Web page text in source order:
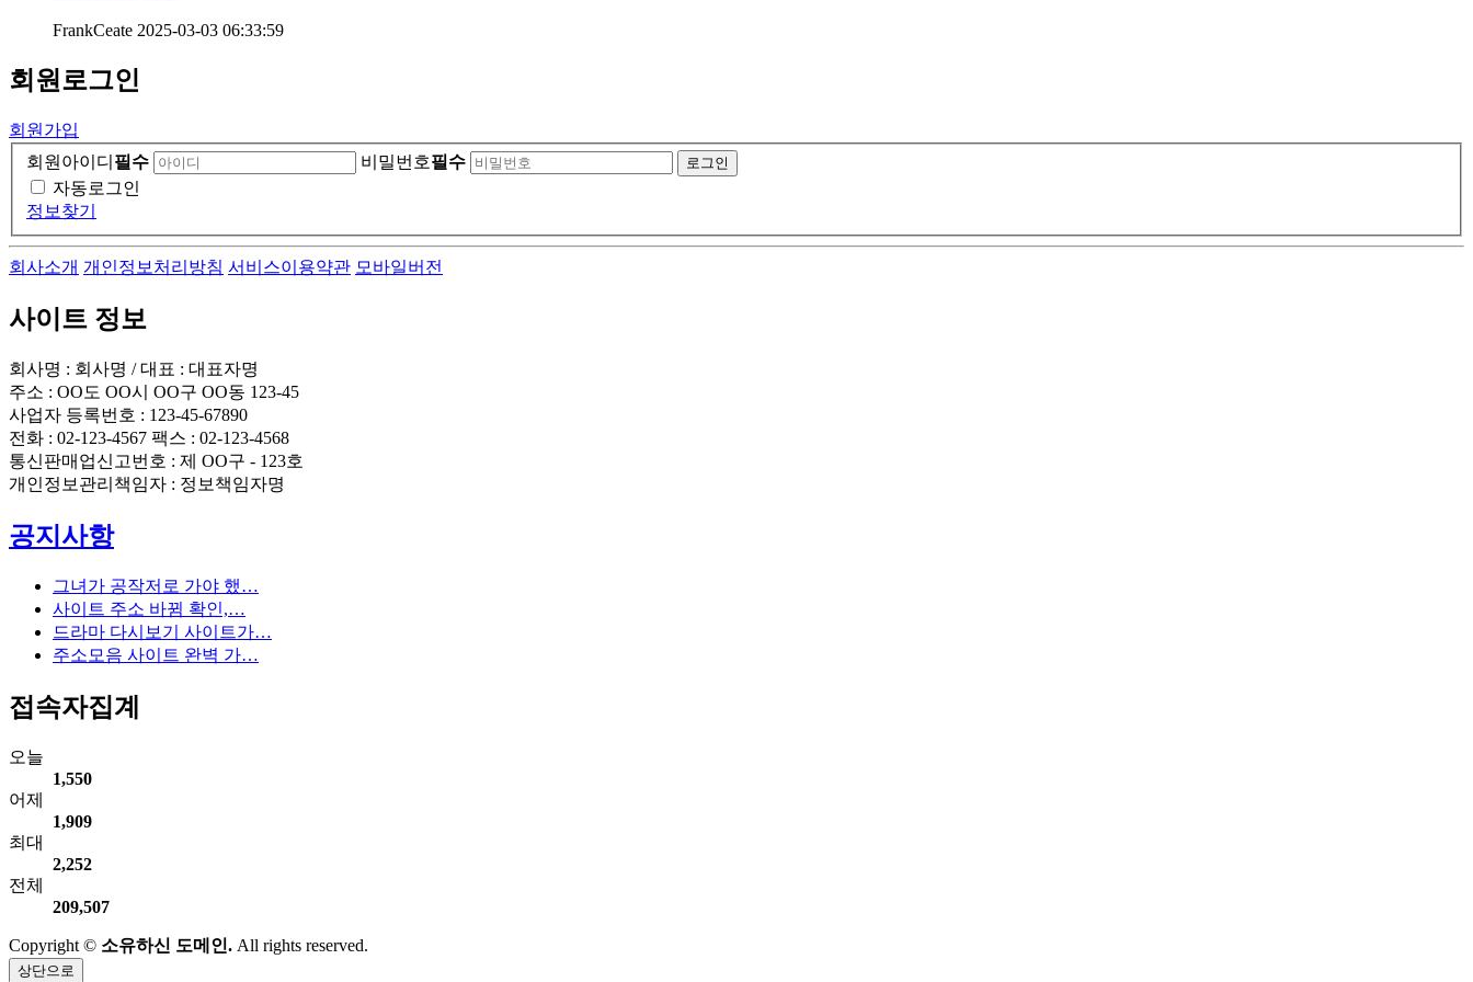
FrankCeate 2025-03-03 06:33:59
회원 로그인
회원가입
회원아이디 필수 비밀번호필수
자동로그인
정보찾기
회사소개 개인정보처리방침 서비스이용약관 모바일버전
사이트 정보
회사명 : 회사명 / 대표 : 대표자명
주소 : OO도 OO시 OO구 OO동 123-45
사업자 등록번호 : 123-45-67890
전화 : 02-123-4567 팩스 : 02-123-4568
통신판매업신고번호 : 제 OO구 - 123호
개인정보관리책임자 : 정보책임자명
공지사항
그녀가 공작저로 가야 했…
사이트 주소 바뀜 확인,…
드라마 다시보기 사이트가…
주소모음 사이트 완벽 가…
접속자집계
오늘
1,550
어제
1,909
최대
2,252
전체
209,507
Copyright © 소유하신 도메인. All rights reserved.
상단으로